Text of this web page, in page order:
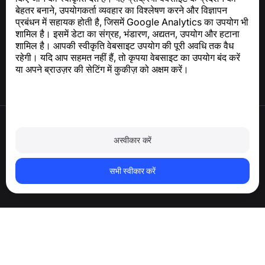
बेहतर बनाने, उपयोगकर्ता व्यवहार का विश्लेषण करने और विज्ञापन
प्रबंधन में सहायक होती है, जिसमें Google Analytics का उपयोग भी
शामिल है। इसमें डेटा का संग्रह, भंडारण, अद्यतन, उपयोग और हटाना
शामिल है। आपकी स्वीकृति वेबसाइट उपयोग की पूरी अवधि तक वैध
रहेगी। यदि आप सहमत नहीं हैं, तो कृपया वेबसाइट का उपयोग बंद करें
या अपने ब्राउज़र की सेटिंग में कुकीज़ को अक्षम करें।
अस्वीकार करें
सभी स्वीकार करें
सहायता केंद्र
समाचार और लेख
परियोजना के बारे में
संपर्क
खाता और व्यक्तिगत डेटा हटाएँ